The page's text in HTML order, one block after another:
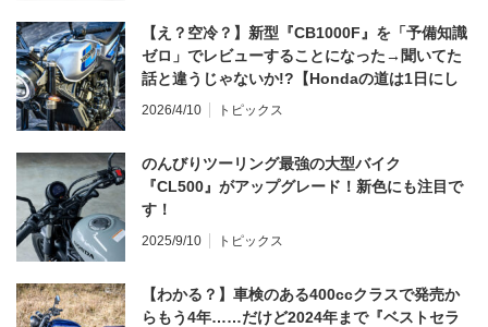
【え？空冷？】新型『CB1000F』を「予備知識
ゼロ」でレビューすることになった→聞いてた
話と違うじゃないか!?【Hondaの道は1日にし
てならず／CB1000F ①第一印象 編】
2026/4/10 トピックス
のんびりツーリング最強の大型バイク
『CL500』がアップグレード！新色にも注目で
す！
2025/9/10 トピックス
【わかる？】車検のある400ccクラスで発売か
らもう4年……だけど2024年まで『ベストセラ